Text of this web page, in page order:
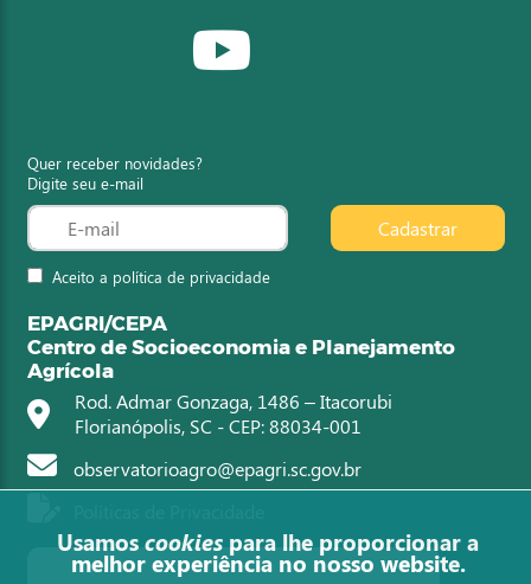
Quer receber novidades?
Digite seu e-mail
Aceito a política de privacidade
Cadastrar
EPAGRI/CEPA
Centro de Socioeconomia e Planejamento
Agrícola
Rod. Admar Gonzaga, 1486 – Itacorubi
Florianópolis, SC - CEP: 88034-001
observatorioagro@epagri.sc.gov.br
Usamos cookies para lhe proporcionar a
melhor experiência no nosso website.